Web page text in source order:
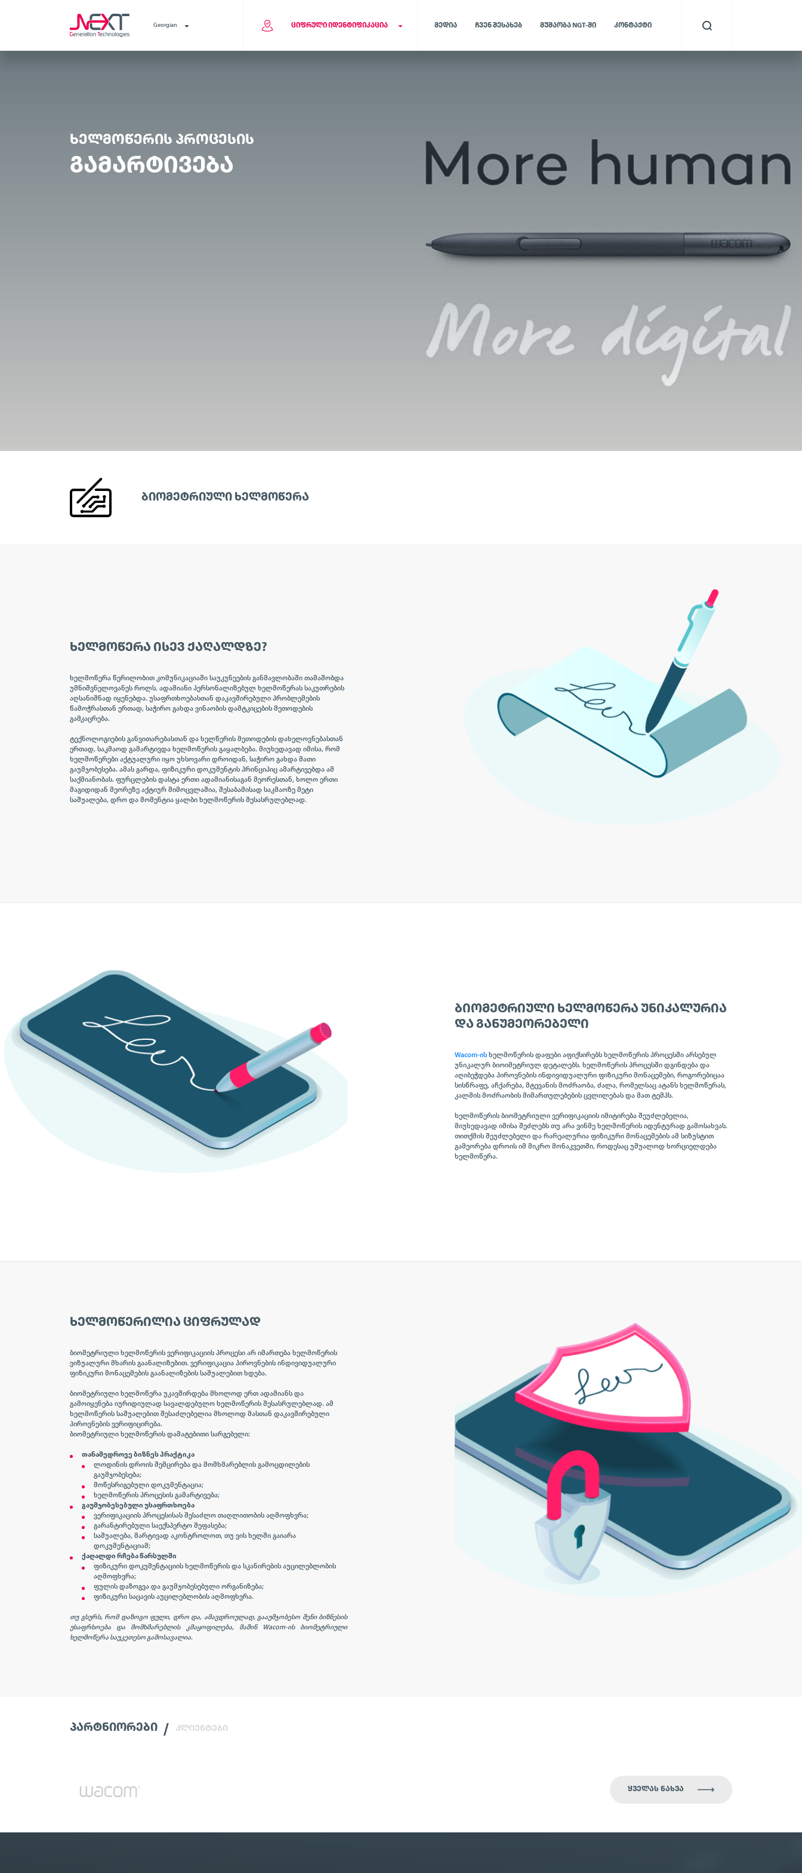
Georgian ᲪᲘᲤᲠᲣᲚᲘ ᲘᲓᲔᲜᲢᲘᲤᲘᲙᲐᲪᲘᲐ ᲛᲔᲓᲘᲐ ᲩᲕᲔᲜ ᲨᲔᲡᲐᲮᲔᲑ ᲛᲣᲨᲐᲝᲑᲐ NGT-ᲨᲘ ᲙᲝᲜᲢᲐᲥᲢᲘ
ᲮᲔᲚᲛᲝᲬᲔᲠᲘᲡ ᲞᲠᲝᲪᲔᲡᲘᲡ
ᲒᲐᲛᲐᲠᲢᲘᲕᲔᲑᲐ
ᲑᲘᲝᲛᲔᲢᲠᲘᲣᲚᲘ ᲮᲔᲚᲛᲝᲬᲔᲠᲐ
ᲮᲔᲚᲛᲝᲬᲔᲠᲐ ᲘᲡᲔᲕ ᲥᲐᲦᲐᲚᲓᲖᲔ?
ხელმოწერა წერილობით კომუნიკაციაში საუკუნეების განმავლობაში თამაშობდა
უმნიშვნელოვანეს როლს. ადამიანი პერსონალიზებულ ხელმოწერას საკუთრების
აღსანიშნად იყენებდა. უსაფრთხოებასთან დაკავშირებული პრობლემების
წამოჭრასთან ერთად, საჭირო გახდა ვინაობის დამტკიცების მეთოდების
გამკაცრება.
ტექნოლოგიების განვითარებასთან და ხელწერის მეთოდების დახელოვნებასთან
ერთად, საკმაოდ გამარტივდა ხელმოწერის გაყალბება. მიუხედავად იმისა, რომ
ხელმოწერები აქტუალური იყო უხსოვარი დროიდან, საჭირო გახდა მათი
გაუმჯობესება. ამას გარდა, ფიზიკური დოკუმენტის პრინციპიც ამარტივებდა ამ
საქმიანობას. ფურცლების დასტა ერთი ადამიანისაგან მეორესთან, ხოლო ერთი
მაგიდიდან მეორეზე აქტიურ მიმოცვლაშია, შესაბამისად საკმაოზე მეტი
საშუალება, დრო და მომენტია ყალბი ხელმოწერის შესასრულებლად.
ᲑᲘᲝᲛᲔᲢᲠᲘᲣᲚᲘ ᲮᲔᲚᲛᲝᲬᲔᲠᲐ ᲣᲜᲘᲙᲐᲚᲣᲠᲘᲐ
ᲓᲐ ᲒᲐᲜᲣᲛᲔᲝᲠᲔᲑᲔᲚᲘ
Wacom-ის ხელმოწერის დაფები აფიქსირებს ხელმოწერის პროცესში არსებულ
უნიკალურ ბიოიმეტრიულ დეტალებს. ხელმოწერის პროცესში დგინდება და
აღიბეჭდება პიროვნების ინდივიდუალური ფიზიკური მონაცემები, როგორებიცაა
სისწრაფე, აჩქარება, მტევანის მოძრაობა, ძალა, რომელსაც ატანს ხელმოწერას,
კალმის მოძრაობის მიმართულებების ცვლილებას და მათ ტემპს.
ხელმოწერის ბიომეტრიული ვერიფიკაციის იმიტირება შეუძლებელია,
მიუხედავად იმისა შეძლებს თუ არა ვინმე ხელმოწერის იდენტურად გამოსახვას.
თითქმის შეუძლებელი და რარეალურია ფიზიკური მონაცემების ამ სიზუსტით
გამეორება დროის იმ მიკრო მონაკვეთში, როდესაც უშუალოდ ხორციელდება
ხელმოწერა.
ᲮᲔᲚᲛᲝᲬᲔᲠᲘᲚᲘᲐ ᲪᲘᲤᲠᲣᲚᲐᲓ
ბიომეტრიული ხელმოწერის ვერიფიკაციის პროცესი არ იმართება ხელმოწერის
ვიზუალური მხარის გაანალიზებით. ვერიფიკაცია პიროვნების ინდივიდუალური
ფიზიკური მონაცემების გაანალიზების საშუალებით ხდება.
ბიომეტრიული ხელმოწერა უკავშირდება მხოლოდ ერთ ადამიანს და
გამოიყენება იურიდიულად სავალდებულო ხელმოწერის შესასრულებლად. ამ
ხელმოწერის საშუალებით შესაძლებელია მხოლოდ მასთან დაკავშირებული
პიროვნების ვერიფიცირება.
ბიომეტრიული ხელმოწერის დამატებითი სარგებელი:
თანამედროვე ბიზნეს პრაქტიკა
ლოდინის დროის შემცირება და მომხმარებლის გამოცდილების
გაუმჯობესება;
მოწესრიგებული დოკუმენტაცია;
ხელმოწერის პროცესის გამარტივება;
გაუმჯობესებული უსაფრთხოება
ვერიფიკაციის პროცესისას შესაძლო თაღლითობის აღმოფხვრა;
გარანტირებული საექსპერტო შეფასება;
საშუალება, მარტივად აკონტროლოთ, თუ ვის ხელში გაიარა
დოკუმენტაციამ;
ქაღალდი რჩება წარსულში
ფიზიკური დოკუმენტაციის ხელმოწერის და სკანირების აუცილებლობის
აღმოფხვრა;
ფულის დაზოგვა და გაუმჯობესებული ორგანიზება;
ფიზიკური საცავის აუცილებლობის აღმოფხვრა.
თუ გსურს, რომ დაზოგო ფული, დრო და, ამავდროულად, გააუმჯობესო შენი ბიზნესის
უსაფრხოება და მომხმარებლის კმაყოფილება, მაშინ
Wacom-ის ბიომეტრიული
ხელმოწერა საუკეთესო გამოსავალია.
ᲞᲐᲠᲢᲜᲘᲝᲠᲔᲑᲘ ᲙᲚᲘᲔᲜᲢᲔᲑᲘ
ᲧᲕᲔᲚᲐᲡ ᲜᲐᲮᲕᲐ